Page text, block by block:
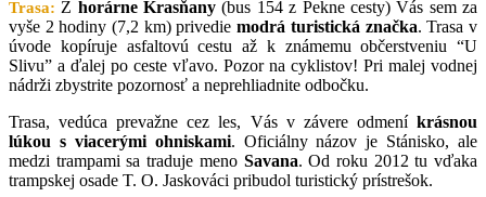
Trasa: Z horárne Krasňany (bus 154 z Pekne cesty) Vás sem za
vyše 2 hodiny (7,2 km) privediemodrá turistická značka. Trasa v
úvode kopíruje asfaltovú cestu až k známemu občerstveniu “U
Slivu” a ďalej po ceste vľavo. Pozor na cyklistov! Pri malej vodnej
nádrži zbystrite pozornosť a neprehliadnite odbočku.
Trasa, vedúca prevažne cez les, Vás v závere odmení krásnou
lúkou s viacerými ohniskami. Oficiálny názov je Stánisko, ale
medzi trampami sa traduje meno Savana. Od roku 2012 tu vďaka
trampskej osade T. O. Jaskováci pribudol turistický prístrešok.